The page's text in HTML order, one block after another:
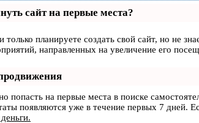
сайт на первые места?
только планируете создать свой сайт, но не
направленных на увеличение его
попасть на первые места в поиске
появляются уже в течение первых 7 дней.